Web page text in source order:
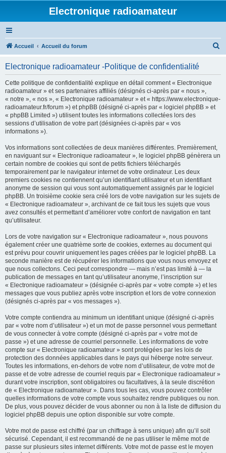
Electronique radioamateur
Accueil Accueil du forum
Electronique radioamateur -Politique de confidentialité
Cette politique de confidentialité explique en détail comment « Electronique
radioamateur » et ses partenaires affiliés (désignés ci-après par « nous »,
« notre », « nos », « Electronique radioamateur » et « https://www.electronique-
radioamateur.fr/forum ») et phpBB (désigné ci-après par « logiciel phpBB » et
« phpBB Limited ») utilisent toutes les informations collectées lors des
sessions d’utilisation de votre part (désignées ci-après par « vos
informations »).
Vos informations sont collectées de deux manières différentes. Premièrement,
en naviguant sur « Electronique radioamateur », le logiciel phpBB génèrera un
certain nombre de cookies qui sont de petits fichiers téléchargés
temporairement par le navigateur internet de votre ordinateur. Les deux
premiers cookies ne contiennent qu’un identifiant utilisateur et un identifiant
anonyme de session qui vous sont automatiquement assignés par le logiciel
phpBB. Un troisième cookie sera créé lors de votre navigation sur les sujets de
« Electronique radioamateur », archivant de ce fait tous les sujets que vous
avez consultés et permettant d’améliorer votre confort de navigation en tant
qu’utilisateur.
Lors de votre navigation sur « Electronique radioamateur », nous pouvons
également créer une quatrième sorte de cookies, externes au document qui
est prévu pour couvrir uniquement les pages créées par le logiciel phpBB. La
seconde manière est de récupérer les informations que vous nous envoyez et
que nous collectons. Ceci peut correspondre — mais n’est pas limité à — la
publication de messages en tant qu’utilisateur anonyme, l’inscription sur
« Electronique radioamateur » (désignée ci-après par « votre compte ») et les
messages que vous publiez après votre inscription et lors de votre connexion
(désignés ci-après par « vos messages »).
Votre compte contiendra au minimum un identifiant unique (désigné ci-après
par « votre nom d’utilisateur ») et un mot de passe personnel vous permettant
de vous connecter à votre compte (désigné ci-après par « votre mot de
passe ») et une adresse de courriel personnelle. Les informations de votre
compte sur « Electronique radioamateur » sont protégées par les lois de
protection des données applicables dans le pays qui héberge notre serveur.
Toutes les informations, en-dehors de votre nom d’utilisateur, de votre mot de
passe et de votre adresse de courriel requis par « Electronique radioamateur »
durant votre inscription, sont obligatoires ou facultatives, à la seule discrétion
de « Electronique radioamateur ». Dans tous les cas, vous pouvez contrôler
quelles informations de votre compte vous souhaitez rendre publiques ou non.
De plus, vous pouvez décider de vous abonner ou non à la liste de diffusion du
logiciel phpBB depuis une option disponible sur votre compte.
Votre mot de passe est chiffré (par un chiffrage à sens unique) afin qu’il soit
sécurisé. Cependant, il est recommandé de ne pas utiliser le même mot de
passe sur plusieurs sites internet différents. Votre mot de passe est le moyen